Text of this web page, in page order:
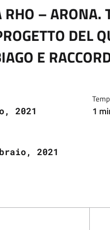
– ARONA.
DEL
E
2021
1
2021